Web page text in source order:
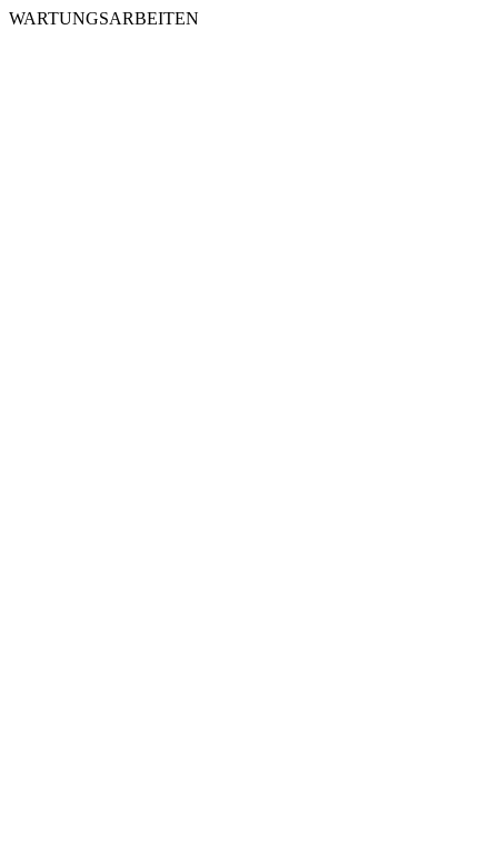
WARTUNGSARBEITEN